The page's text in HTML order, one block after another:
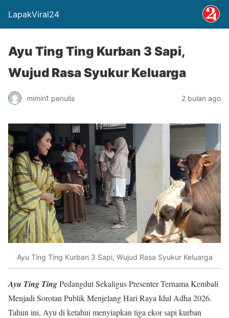
LapakViral24
Ayu Ting Ting Kurban 3 Sapi,
Wujud Rasa Syukur Keluarga
mimin1 penulis 2 bulan ago
Ayu Ting Ting Kurban 3 Sapi, Wujud Rasa Syukur Keluarga
Ayu Ting TingPedangdut Sekaligus Presenter Ternama Kembali
Menjadi Sorotan Publik Menjelang Hari Raya Idul Adha 2026.
Tahun ini, Ayu di ketahui menyiapkan tiga ekor sapi kurban